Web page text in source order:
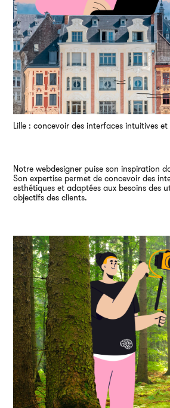
Lille : concevoir des interfaces intuitives
Notre webdesigner puise son inspiration
Son expertise permet de concevoir des
esthétiques et adaptées aux besoins des
objectifs des clients.